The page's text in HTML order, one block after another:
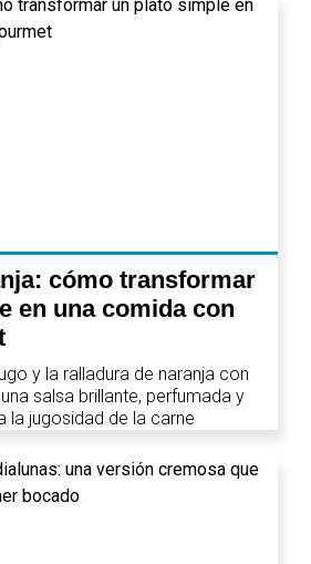
cómo transformar
en una comida con
y la ralladura de naranja con
salsa brillante, perfumada y
la jugosidad de la carne